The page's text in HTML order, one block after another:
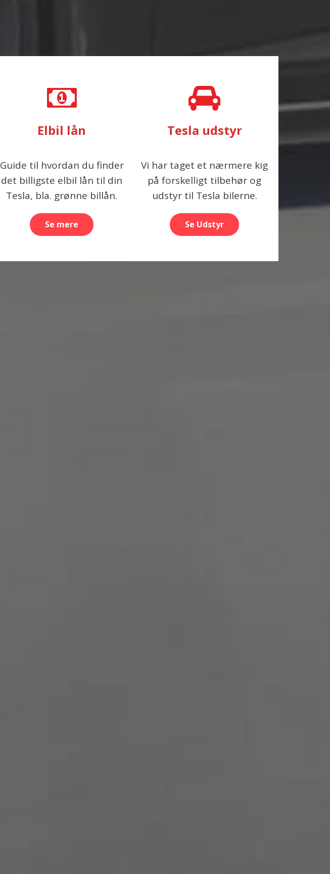
Elbil lån
Guide til hvordan du finder
det billigste elbil lån til din
Tesla, bla. grønne billån.
Se mere
Tesla udstyr
Vi har taget et nærmere kig
på forskelligt tilbehør og
udstyr til Tesla bilerne.
Se Udstyr